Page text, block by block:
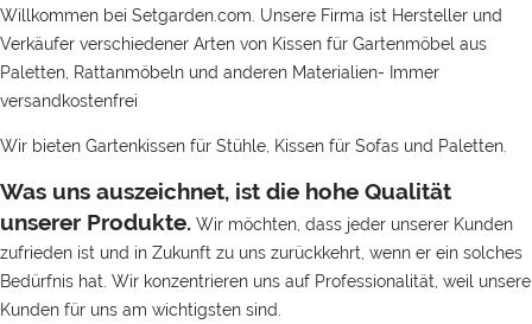
Willkommen bei Setgarden.com. Unsere Firma ist Hersteller und
Verkäufer verschiedener Arten von Kissen für Gartenmöbel aus
Paletten, Rattanmöbeln und anderen Materialien- Immer
versandkostenfrei
Wir bieten Gartenkissen für Stühle, Kissen für Sofas und Paletten.
Was uns auszeichnet, ist die hohe Qualität
unserer Produkte. Wir möchten, dass jeder unserer Kunden
zufrieden ist und in Zukunft zu uns zurückkehrt, wenn er ein solches
Bedürfnis hat. Wir konzentrieren uns auf Professionalität, weil unsere
Kunden für uns am wichtigsten sind.